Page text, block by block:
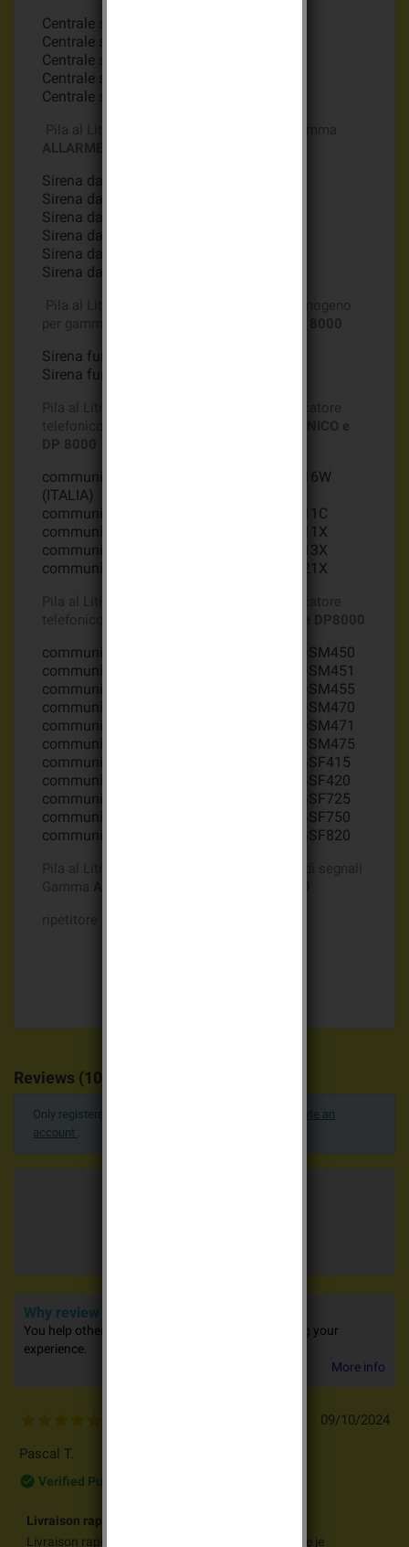
Centrale sirena daitem
Centrale sirena daitem
Centrale sirena daitem
Centrale sirena daitem
Centrale sirena daitem
Pila al Litio Batli02 7,2v 13Ah per sirena Gamma
ALLARME DAITEM UNICO e DP 8000
Sirena daitem
Sirena daitem
Sirena daitem
Sirena daitem
Sirena daitem
Sirena daitem
Pila al Litio Batli02 7,2v 13Ah per sirena fumogeno
per gamma
ALLARME DAITEM UNICO e DP 8000
Sirena fumogeno daitem
Sirena fumogeno daitem
Pila al Litio Batli02 7,2v 13Ah per communicatore
telefonico per gamma
ALLARME DAITEM UNICO e
DP 8000
communicatore telefonico daitem DP8416W
(ITALIA)
communicatore telefonico daitem DP8411C
communicatore telefonico daitem DP8411X
communicatore telefonico daitem DP8413X
communicatore telefonico daitem DP8421X
Pila al Litio Batli02 7,2v 13Ah per communicatore
telefonico GSM
ALLARME DAITEM UNICO e DP8000
communicatore telefonico GSM daitem DSM450
communicatore telefonico GSM daitem DSM451
communicatore telefonico GSM daitem DSM455
communicatore telefonico GSM daitem DSM470
communicatore telefonico GSM daitem DSM471
communicatore telefonico GSM daitem DSM475
communicatore telefonico GSM daitem GSF415
communicatore telefonico GSM daitem GSF420
communicatore telefonico GSM daitem GSF725
communicatore telefonico GSM daitem GSF750
communicatore telefonico GSM daitem GSF820
Pila al Litio Batli02 7,2v 13Ah per ripetitore di segnali
Gamma
ripetitore di segnali daitem RL500
Reviews (10)
Only registered users can post a review.
Log in or create an
account .
Why review our products?
You help other people in their purchases by sharing your
experience.
More info
09/10/2024
Pascal T.
check_circle_outline
Verified Purchase
Livraison rapide et conforme
Livraison rapide et conforme C'est la 2eme fois que je